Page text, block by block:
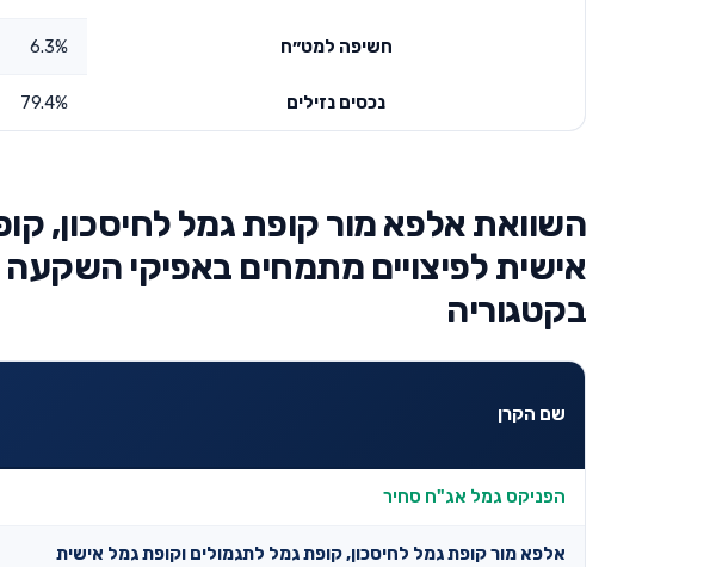
חשיפה למט״ח 6.3%
נכסים נזילים 79.4%
השוואת אלפא מור קופת גמל לחיסכון,
אישית לפיצויים מתמחים באפיקי
בקטגוריה
שם הקרן
הפניקס גמל אג"ח סחיר
אלפא מור קופת גמל לחיסכון, קופת גמל לתגמולים וקופת גמל אישית